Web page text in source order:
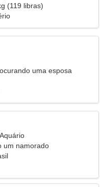
(119 libras)
uma esposa
um namorado